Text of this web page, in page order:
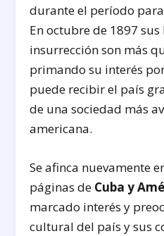
durante el período
En octubre de 1897 sus
insurrección son más
primando su interés
puede recibir el país
de una sociedad más
americana.
Se afinca nuevamente
páginas de Cuba y
marcado interés y
cultural del país y sus